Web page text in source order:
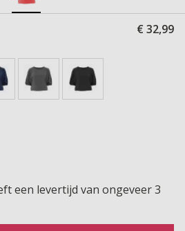
€ 32,99
een levertijd van ongeveer 3